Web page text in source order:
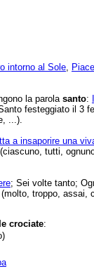
intorno al Sole
la parola santo:
festeggiato il 3
...).
a insaporire una
(ciascuno, tutti,
; Sei volte tanto;
(molto, troppo, assai,
crociate: